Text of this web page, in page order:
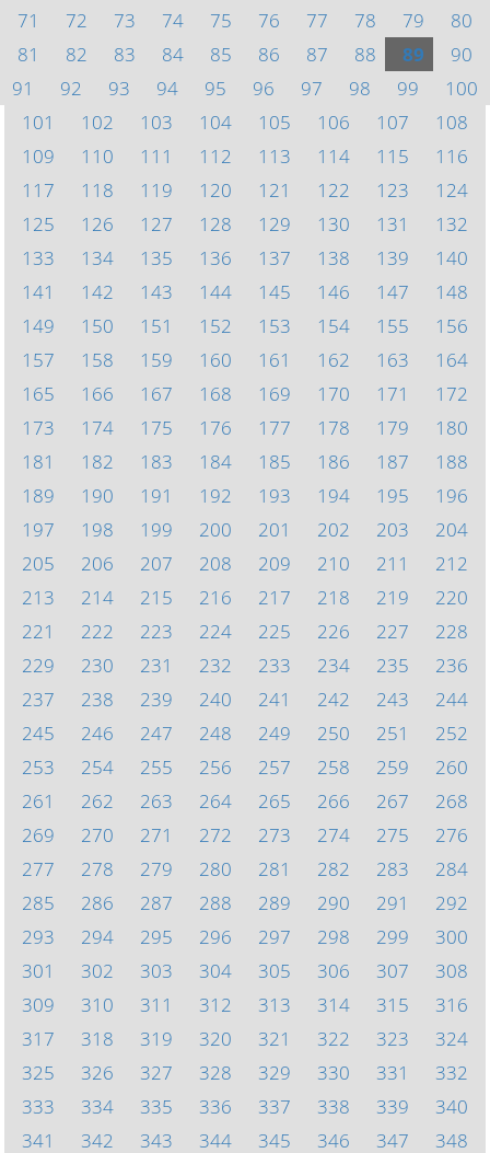
71
72 73 74 75 76 77 78 79
80
81
82 83 84 85 86 87 88 89
90
91
92 93 94 95 96 97 98 99
100
101
102 103 104 105 106 107
108
109
110 111 112 113 114 115
116
117
118 119 120 121 122 123
124
125
126 127 128 129 130 131
132
133
134 135 136 137 138 139
140
141
142 143 144 145 146 147
148
149
150 151 152 153 154 155
156
157
158 159 160 161 162 163
164
165
166 167 168 169 170 171
172
173
174 175 176 177 178 179
180
181
182 183 184 185 186 187
188
189
190 191 192 193 194 195
196
197
198 199 200 201 202 203
204
205
206 207 208 209 210 211
212
213
214 215 216 217 218 219
220
221
222 223 224 225 226 227
228
229
230 231 232 233 234 235
236
237
238 239 240 241 242 243
244
245
246 247 248 249 250 251
252
253
254 255 256 257 258 259
260
261
262 263 264 265 266 267
268
269
270 271 272 273 274 275
276
277
278 279 280 281 282 283
284
285
286 287 288 289 290 291
292
293
294 295 296 297 298 299
300
301
302 303 304 305 306 307
308
309
310 311 312 313 314 315
316
317
318 319 320 321 322 323
324
325
326 327 328 329 330 331
332
333
334 335 336 337 338 339
340
341
342 343 344 345 346 347 348